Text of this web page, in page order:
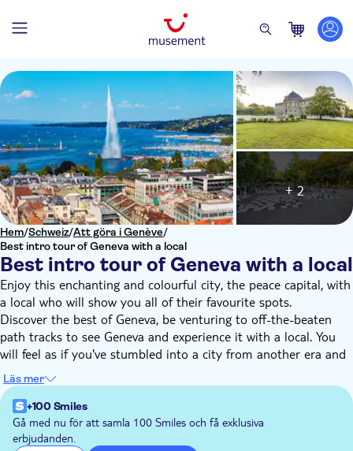
Hem/Schweiz/Att göra i Genève/
Best intro tour of Geneva with a local
Best intro tour of Geneva with a local
+ 2
Enjoy this enchanting and colourful city, the peace capital, with
a local who will show you all of their favourite spots.
Discover the best of Geneva, be venturing to off-the-beaten
path tracks to see Geneva and experience it with a local. You
will feel as if you've stumbled into a city from another era and
getting to know more about the local culture, the local spots
where people like to go for a coffee or for having dinner.
You will get introduced to the city as if you just met your best
friend from overseas, and they would be showing you their city.
Läs mer
+100 Smiles
Gå med nu för att samla 100 Smiles och få exklusiva
erbjudanden.